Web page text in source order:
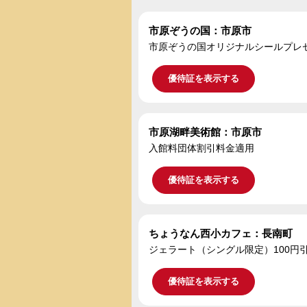
市原ぞうの国：市原市
市原ぞうの国オリジナルシールプレ
優待証を表示する
市原湖畔美術館：市原市
入館料団体割引料金適用
優待証を表示する
ちょうなん西小カフェ：長南町
ジェラート（シングル限定）100円
優待証を表示する